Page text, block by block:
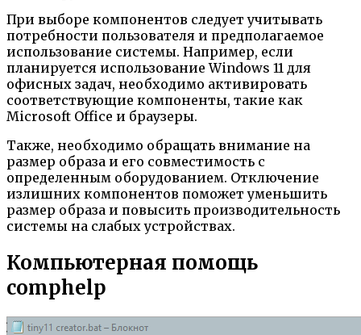
При выборе компонентов следует учитывать
потребности пользователя и предполагаемое
использование системы. Например, если
планируется использование Windows 11 для
офисных задач, необходимо активировать
соответствующие компоненты, такие как
Microsoft Office и браузеры.
Также, необходимо обращать внимание на
размер образа и его совместимость с
определенным оборудованием. Отключение
излишних компонентов поможет уменьшить
размер образа и повысить производительность
системы на слабых устройствах.
Компьютерная помощь
comphelp